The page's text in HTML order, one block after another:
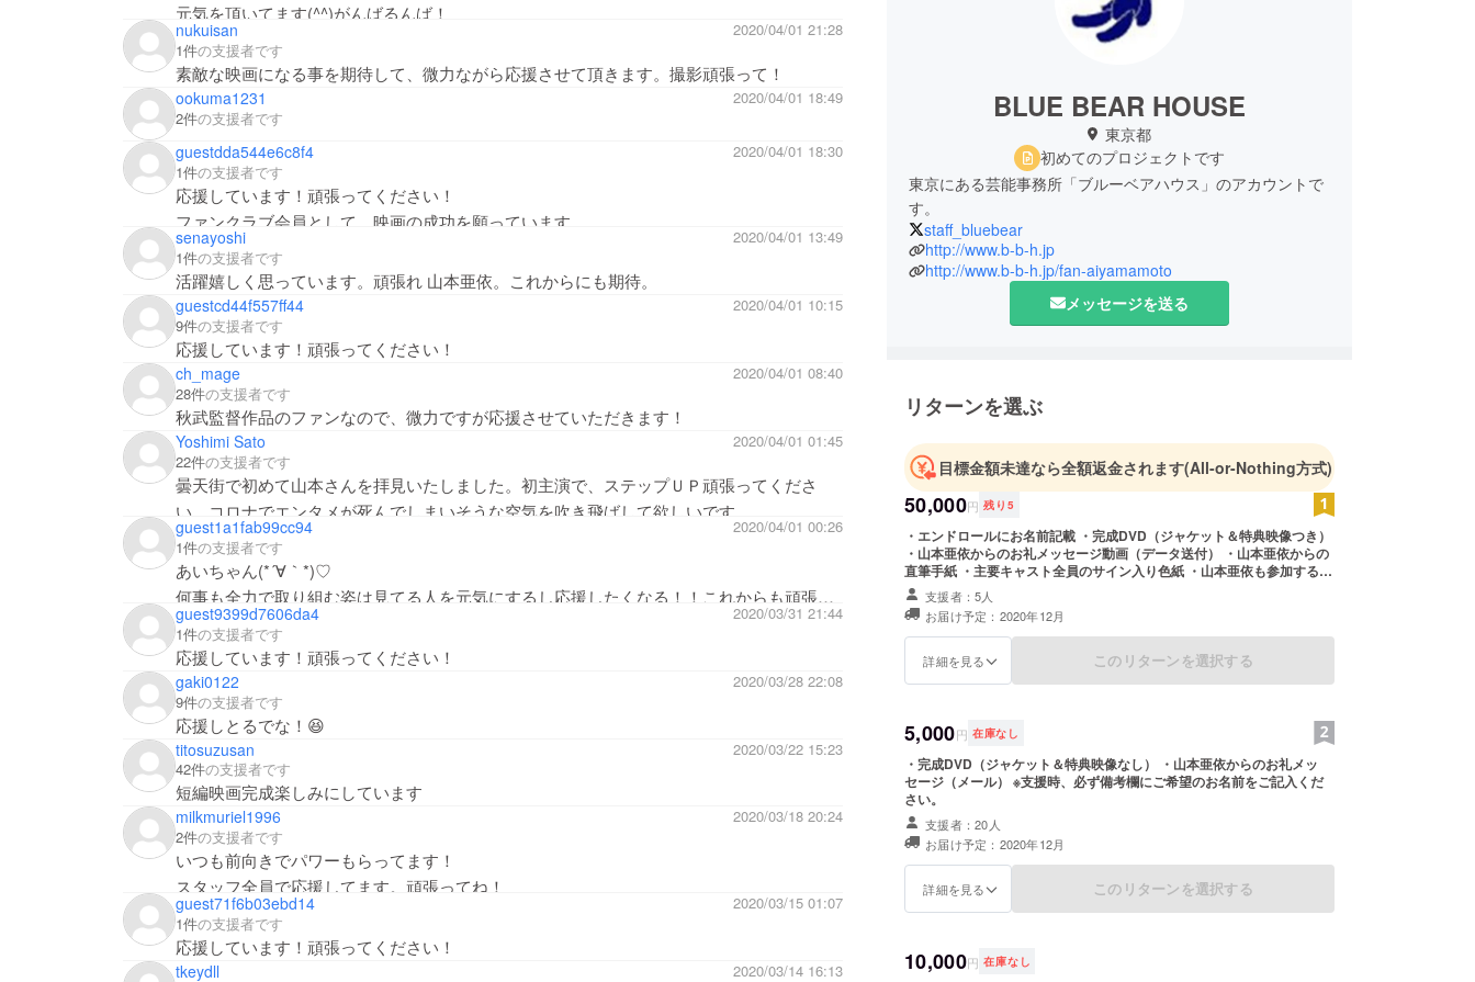
元気を頂いてます(^^)がんばるんば！
nukuisan
2020/04/01 21:28
1件の支援者です
素敵な映画になる事を期待して、微力ながら応援させて頂きます。撮影頑張って！
ookuma1231
2020/04/01 18:49
2件の支援者です
guestdda544e6c8f4
2020/04/01 18:30
1件の支援者です
応援しています！頑張ってください！
ファンクラブ会員として、映画の成功を願っています。
senayoshi
2020/04/01 13:49
1件の支援者です
活躍嬉しく思っています。頑張れ 山本亜依。これからにも期待。
guestcd44f557ff44
2020/04/01 10:15
9件の支援者です
応援しています！頑張ってください！
ch_mage
2020/04/01 08:40
28件の支援者です
秋武監督作品のファンなので、微力ですが応援させていただきます！
Yoshimi Sato
2020/04/01 01:45
22件の支援者です
曇天街で初めて山本さんを拝見いたしました。初主演で、ステップＵＰ頑張ってくださ
い。コロナでエンタメが死んでしまいそうな空気を吹き飛ばして欲しいです。
guest1a1fab99cc94
2020/04/01 00:26
1件の支援者です
あいちゃん(*´∀｀*)♡
何事も全力で取り組む姿は見てる人を元気にするし応援したくなる！！これからも頑張っ
てね！！
guest9399d7606da4
2020/03/31 21:44
1件の支援者です
応援しています！頑張ってください！
gaki0122
2020/03/28 22:08
9件の支援者です
応援しとるでな！😆
titosuzusan
2020/03/22 15:23
42件の支援者です
短編映画完成楽しみにしています
milkmuriel1996
2020/03/18 20:24
2件の支援者です
いつも前向きでパワーもらってます！
スタッフ全員で応援してます。頑張ってね！
guest71f6b03ebd14
2020/03/15 01:07
1件の支援者です
応援しています！頑張ってください！
tkeydll
2020/03/14 16:13
BLUE BEAR HOUSE
東京都
初めてのプロジェクトです
東京にある芸能事務所「ブルーベアハウス」のアカウントで
す。
staff_bluebear
http://www.b-b-h.jp
http://www.b-b-h.jp/fan-aiyamamoto
メッセージを送る
リターンを選ぶ
目標金額未達なら全額返金されます(All-or-Nothing方式)
50,000円 残り 5
・エンドロールにお名前記載 ・完成DVD（ジャケット＆特典映像つき）
・山本亜依からのお礼メッセージ動画（データ送付） ・山本亜依からの
直筆手紙 ・主要キャスト全員のサイン入り色紙 ・山本亜依も参加する記
念上映イベント招待 ※映画館ではなく、イベント会場での上映となりま
す。 ※映画祭出品の関係上、初お披露目でない可能性もあります。 ※イベ
ント日程は2020年の11/14（土）、15（日）、21（土）、22（日）のい
ずれかで調整となります。（日程は運営都合で決定させていただき、参
加できない場合の返金等はございません。予めご了承ください。） ※支
支援者：5人
お届け予定：2020年12月
詳細を見る このリターンを選択する
5,000円 在庫なし
・完成DVD（ジャケット＆特典映像なし） ・山本亜依からのお礼メッ
セージ（メール） ※支援時、必ず備考欄にご希望のお名前をご記入くだ
さい。
支援者：20人
お届け予定：2020年12月
詳細を見る このリターンを選択する
10,000円 在庫なし